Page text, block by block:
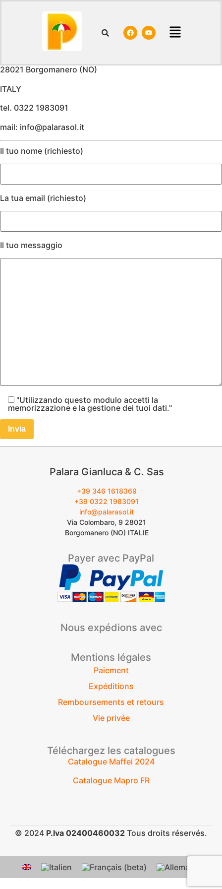
Contact
Palara Gianluca & C. Sas
28021 Borgomanero (NO)
ITALY
tel. 0322 1983091
mail: info@palarasol.it
Il tuo nome (richiesto)
La tua email (richiesto)
Il tuo messaggio
"Utilizzando questo modulo accetti la
memorizzazione e la gestione dei tuoi dati."
Palara Gianluca & C. Sas
+39 346 1618369
+39 0322 1983091
info@palarasol.it
Via Colombaro, 9 28021
Borgomanero (NO) ITALIE
Payer avec PayPal
Nous expédions avec
Mentions légales
Paiement
Expéditions
Remboursements et retours
Vie privée
Téléchargez les catalogues
Catalogue Maffei 2024
Catalogue Mapro FR
© 2024 P.Iva 02400460032 Tous droits réservés.